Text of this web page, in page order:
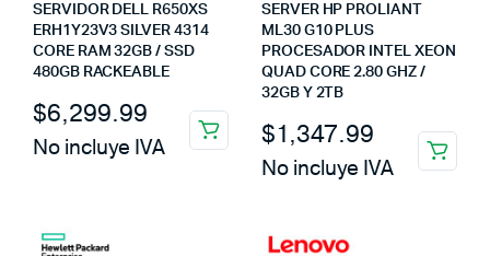
SERVIDOR DELL R650XS
ERH1Y23V3 SILVER 4314
CORE RAM 32GB / SSD
480GB RACKEABLE
$6,299.99
No incluye IVA
SERVER HP PROLIANT
ML30 G10 PLUS
PROCESADOR INTEL XEON
QUAD CORE 2.80 GHZ /
32GB Y 2TB
$1,347.99
No incluye IVA